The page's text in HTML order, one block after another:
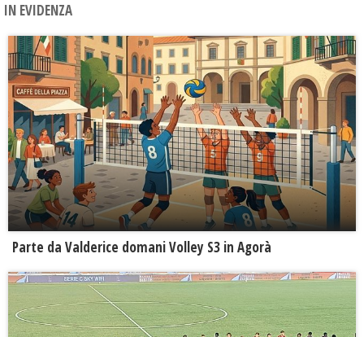
IN EVIDENZA
Parte da Valderice domani Volley S3 in Agorà